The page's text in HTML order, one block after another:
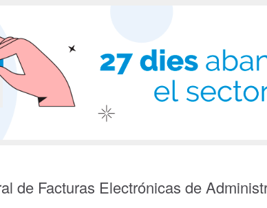
de Facturas Electrónicas de